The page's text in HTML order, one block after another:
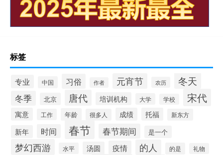
标签
专业 中国 习俗 作者 元宵节 农历 冬天
冬季 北京 唐代 培训机构 大学 学校 宋代
寓意 工作 年龄 很多人 成绩 托福 新东方
新年 时间 春节 春节期间 是一个
梦幻西游 水平 汤圆 疫情 的人 的是 礼物